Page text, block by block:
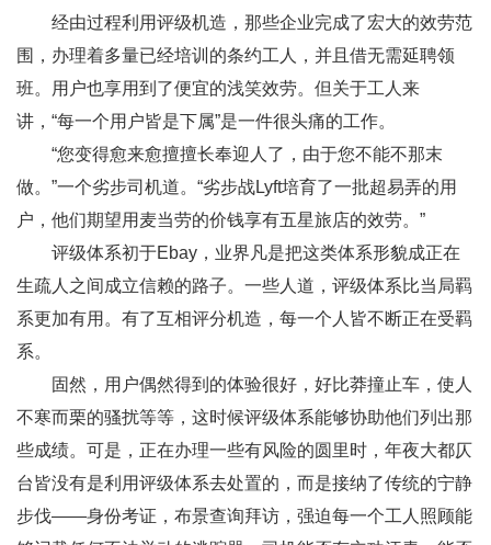
经由过程利用评级机造，那些企业完成了宏大的效劳范
围，办理着多量已经培训的条约工人，并且借无需延聘领
班。用户也享用到了便宜的浅笑效劳。但关于工人来
讲，“每一个用户皆是下属”是一件很头痛的工作。
“您变得愈来愈擅擅长奉迎人了，由于您不能不那末
做。”一个劣步司机道。“劣步战Lyft培育了一批超易弄的用
户，他们期望用麦当劳的价钱享有五星旅店的效劳。”
评级体系初于Ebay，业界凡是把这类体系形貌成正在
生疏人之间成立信赖的路子。一些人道，评级体系比当局羁
系更加有用。有了互相评分机造，每一个人皆不断正在受羁
系。
固然，用户偶然得到的体验很好，好比莽撞止车，使人
不寒而栗的骚扰等等，这时候评级体系能够协助他们列出那
些成绩。可是，正在办理一些有风险的圆里时，年夜大都仄
台皆没有是利用评级体系去处置的，而是接纳了传统的宁静
步伐——身份考证，布景查询拜访，强迫每一个工人照顾能